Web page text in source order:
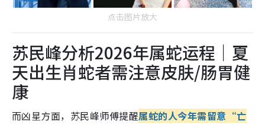
点击图片放大
苏民峰分析2026年属蛇运程｜夏
天出生肖蛇者需注意皮肤/肠胃健
康
而凶星方面，苏民峰师傅提醒属蛇的人今年需留意“亡